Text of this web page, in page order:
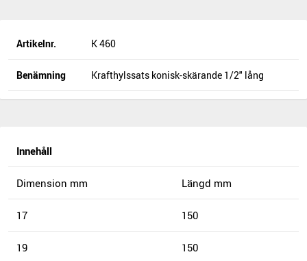
Artikelnr. K 460
Benämning Krafthylssats konisk-skärande 1/2" lång
Innehåll
Dimension mm Längd mm
17 150
19 150